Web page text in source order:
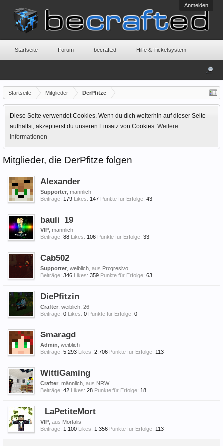
Anmelden
Startseite Mitglieder DerPfitze
Diese Seite verwendet Cookies. Wenn du dich weiterhin auf dieser Seite
aufhältst, akzeptierst du unseren Einsatz von Cookies. Weitere
Informationen
Mitglieder, die DerPfitze folgen
Alexander__
Supporter , männlich
Beiträge: 179 Likes: 147 Punkte für Erfolge: 43
bauli_19
VIP , männlich
Beiträge: 88 Likes: 106 Punkte für Erfolge: 33
Cab502
Supporter , weiblich, aus Progresivo
Beiträge: 346 Likes: 359 Punkte für Erfolge: 63
DiePfitzin
Crafter , weiblich, 26
Beiträge: 0 Likes: 0 Punkte für Erfolge: 0
Smaragd_
Admin , weiblich
Beiträge: 5.293 Likes: 2.706 Punkte für Erfolge: 113
WittiGaming
Crafter , männlich, aus NRW
Beiträge: 42 Likes: 28 Punkte für Erfolge: 18
_LaPetiteMort_
VIP aus Mortalis
Beiträge: 1.100 Likes: 1.356 Punkte für Erfolge: 113
Startseite Forum becrafted Hilfe & Ticketsystem